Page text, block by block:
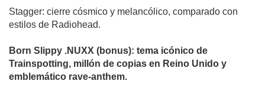
Stagger: cierre cósmico y melancólico, comparado con
estilos de Radiohead.
Born Slippy .NUXX (bonus): tema icónico de
Trainspotting, millón de copias en Reino Unido y
emblemático rave‑anthem.